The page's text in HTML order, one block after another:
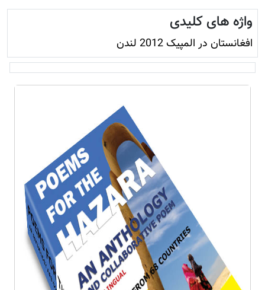
واژه های کلیدی
افغانستان در المپیک 2012 لندن